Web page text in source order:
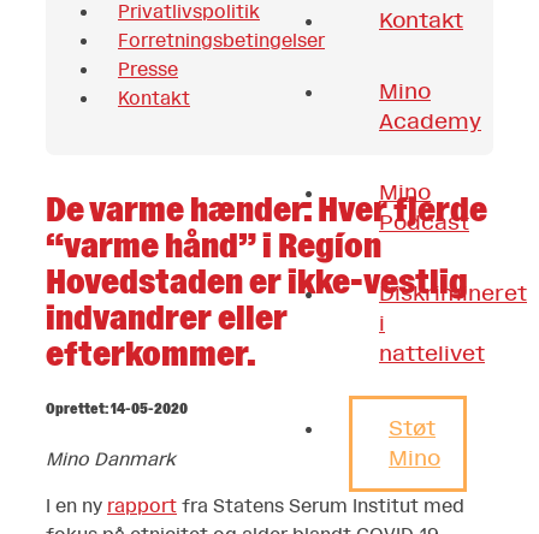
Kontakt
Mino
Academy
Mino
Podcast
Diskrimineret
i
nattelivet
Støt
Mino
Privatlivspolitik
Forretningsbetingelser
Presse
Kontakt
De varme hænder: Hver fjerde
“varme hånd” i Regíon
Hovedstaden er ikke-vestlig
indvandrer eller
efterkommer.
Oprettet: 14-05-2020
Mino Danmark
I en ny rapport fra Statens Serum Institut med